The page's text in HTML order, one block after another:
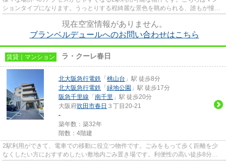
ションタイプになります。うっとりする程綺麗な景色を眺められる、誰もが憧れ
現在空室情報がありません。
ブランベルデュールへのお問い合わせはこちら
賃貸｜マンション ラ・クーレ春日
北大阪急行電鉄 「 桃山台 」駅 徒歩8分
北大阪急行電鉄 「 緑地公園 」駅 徒歩17分
阪急千里線 「 南千里 」駅 徒歩20分
大阪府吹田市春日 ３丁目20-21
-
築年数：築32年
階数：4階建
2駅利用ができて、電車での移動に役立つ物件です。ごみをもって歩く距離を少
なくしたい方におすすめしたい敷地内ごみ置き場です。利便性の高い徒歩8分の